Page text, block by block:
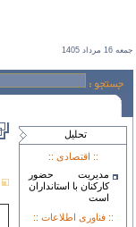
جمعه 16 مرداد 1405
تحليل
:: اقتصادی ::
مدیریت حضور
کارکنان با استانداران
است
:: فناوری اطلاعات ::